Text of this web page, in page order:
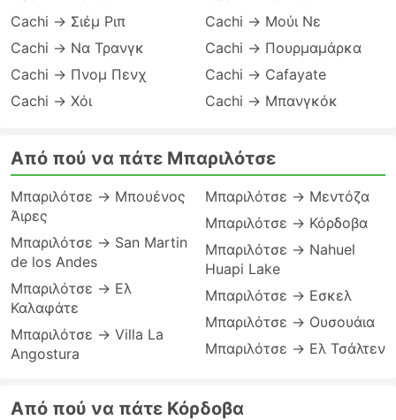
Cachi → Σιέμ Ριπ
Cachi → Να Τρανγκ
Cachi → Πνομ Πενχ
Cachi → Χόι
Cachi → Μούι Νε
Cachi → Πουρμαμάρκα
Cachi → Cafayate
Cachi → Μπανγκόκ
Από πού να πάτε Μπαριλότσε
Μπαριλότσε → Μπουένος
Άιρες
Μπαριλότσε → San Martin
de los Andes
Μπαριλότσε → Ελ
Καλαφάτε
Μπαριλότσε → Villa La
Angostura
Μπαριλότσε → Μεντόζα
Μπαριλότσε → Κόρδοβα
Μπαριλότσε → Nahuel
Huapi Lake
Μπαριλότσε → Εσκελ
Μπαριλότσε → Ουσουάια
Μπαριλότσε → Ελ Τσάλτεν
Από πού να πάτε Κόρδοβα